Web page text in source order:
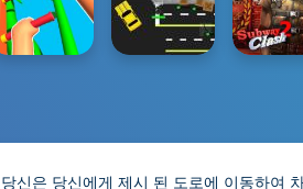
신은 당신에게 제시 된 도로에 이동하여